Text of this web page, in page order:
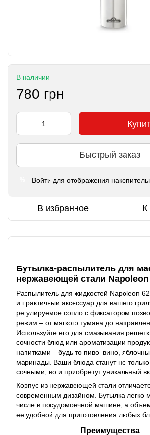
В наличии
780 грн
Быстрый заказ
Войти для отображения
В избранное К
Бутылка-распылитель для
нержавеющей стали Napoleon
Распылитель для жидкостей Napoleon
и практичный аксессуар для вашего
регулируемое сопло с фиксатором
режим – от мягкого тумана до
Используйте его для смазывания
сочности блюд или ароматизации
напитками – будь то пиво, вино,
маринады. Ваши блюда станут не
сочными, но и приобретут уникальный
Корпус из нержавеющей стали
современным дизайном. Бутылка легко
числе в посудомоечной машине, а
ее удобной для приготовления любых
Преимущества